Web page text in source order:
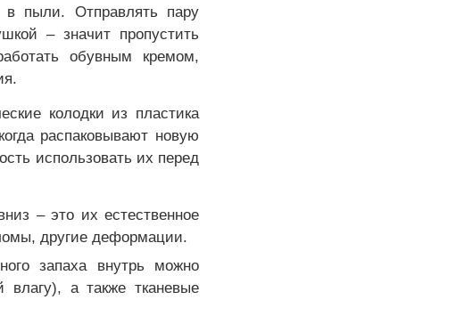
пыли. Отправлять пару
– значит пропустить
обувным кремом,
колодки из пластика
распаковывают новую
использовать их перед
– это их естественное
другие деформации.
запаха внутрь можно
влагу), а также тканевые